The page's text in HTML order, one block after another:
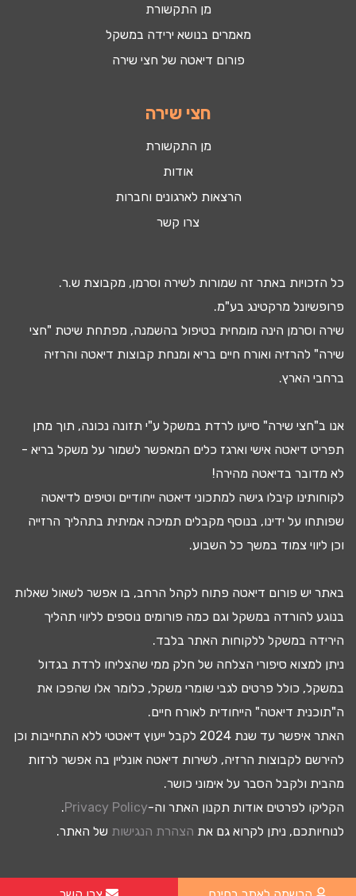
מן התקשורת
מאמרים בנושא ירידה במשקל
פורום דיאטה של חצי שירה
חצי שירה
מן התקשורת
אודות
הרצאות לארגונים וחברות
צרו קשר
כל הזכויות באתר זה שמורות לשירה וסרמן, מקבוצת ש.ר.
פרופשיונל מרקטינג בע"מ.
שירה וסרמן הינה מומחית בטיפול בהשמנה, מפתחת שיטת "חצי
שירה" להרזיה ואורח חיים בריא ומנחת קבוצות דיאטה והרזיה
ברחבי הארץ.
אנו ב"חצי שירה" סייעו לרדת במשקל ע"י תזונה נכונה, תוך מתן
תפריט דיאטה אישי וארגז כלים המאפשר לשמור על משקל בריא -
לא מדובר בדיאטה מהירה!
לקוחותינו קיבלו גישה למתכוני דיאטה ייחודיים וטיפים לדיאטה
שפותחו על ידינו, בנוסף מקבלים תמיכה אמיתית בתהליך הרזייה
וכן ליווי צמוד במשך כל השבוע.
באתר יש פורום דיאטה פתוח לקהל הרחב, בו אפשר לשאול שאלות
בנוגע להורדה במשקל וגם כמה פורומים נוספים לליווי תהליך
הירידה במשקל ללקוחות האתר בלבד.
ניתן למצוא סיפורי הצלחה של חלק ממי שהצליחו לרדת בגדול
במשקל, כולל פרטים לגבי שומרי משקל, כלומר אלו שהפכו את
ה"תוכנית דיאטה" הייחודית לאורח חיים.
האתר איפשר עד שנת 2024 לקבל
ייעוץ דיאטטי ללא התחייבות וכן
להירשם לקבוצות הרזיה, לשירות דיאטה אונליין בה אפשר לרזות
מהבית ולקבל הסבר על אימוני כושר.
הקליקו לפרטים אודות תקנון האתר וה-Privacy Policy
.
לנוחיותכם, ניתן לקרוא גם את הצהרת הנגישות של האתר.